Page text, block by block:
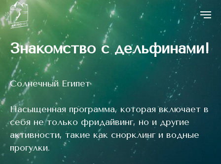
Знакомство с дельфинами!
Солнечный Египет
Насыщенная программа, которая включает в
себя не только фридайвинг, но и другие
активности, такие как снорклинг и водные
прогулки.